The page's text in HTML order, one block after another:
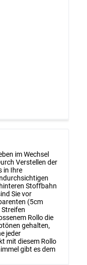
im Wechsel
Verstellen der
in Ihre
Stoffbahn
Sie vor
(5cm
Rollo die
gehalten,
jeder
mit diesem Rollo
gibt es dem